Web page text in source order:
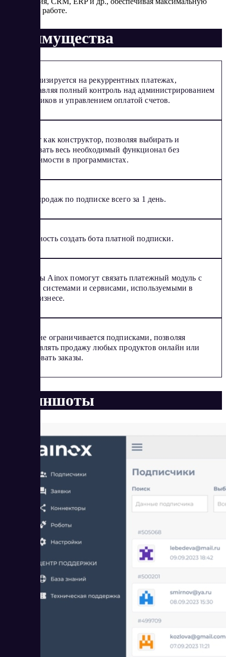
гибкость в работе.
Преимущества
Специализируется на рекуррентных платежах,
предоставляя полный контроль над администрированием
подписчиков и управлением оплатой счетов.
Работает как конструктор, позволяя выбирать и
настраивать весь необходимый функционал без
необходимости в программистах.
Запуск продаж по подписке всего за 1 день.
Возможность создать бота платной подписки.
Эксперты Ainox помогут связать платежный модуль с
другими системами и сервисами, используемыми в
вашем бизнесе.
Сервис не ограничивается подписками, позволяя
осуществлять продажу любых продуктов онлайн или
фиксировать заказы.
Скриншоты